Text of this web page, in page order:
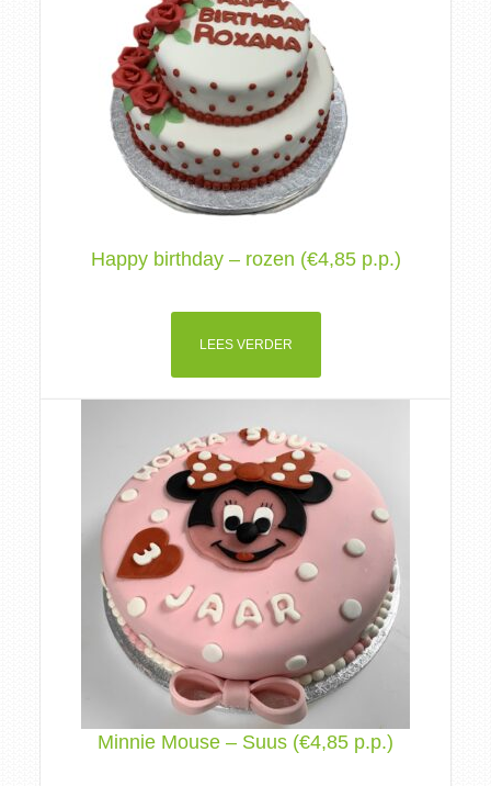
Happy birthday – rozen (€4,85 p.p.)
LEES VERDER
Minnie Mouse – Suus (€4,85 p.p.)